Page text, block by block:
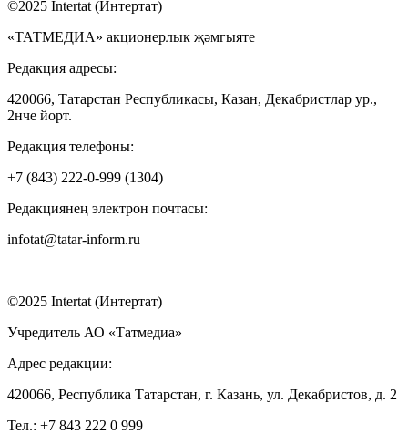
©2025 Intertat (Интертат)
«ТАТМЕДИА» акционерлык җәмгыяте
Редакция адресы:
420066, Татарстан Республикасы, Казан, Декабристлар ур.,
2нче йорт.
Редакция телефоны:
+7 (843) 222-0-999 (1304)
Редакциянең электрон почтасы:
infotat@tatar-inform.ru
©2025 Intertat (Интертат)
Учредитель АО «Татмедиа»
Адрес редакции:
420066, Республика Татарстан, г. Казань, ул. Декабристов, д. 2
Тел.: +7 843 222 0 999